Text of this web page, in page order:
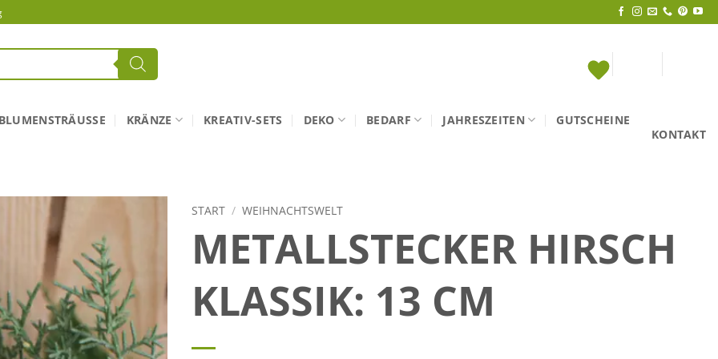
BLUMENSTRÄUSSE KRÄNZE KREATIV-SETS DEKO BEDARF JAHRESZEITEN
GUTSCHEINE
KONTAKT
START / WEIHNACHTSWELT
METALLSTECKER HIRSCH
KLASSIK: 13 CM